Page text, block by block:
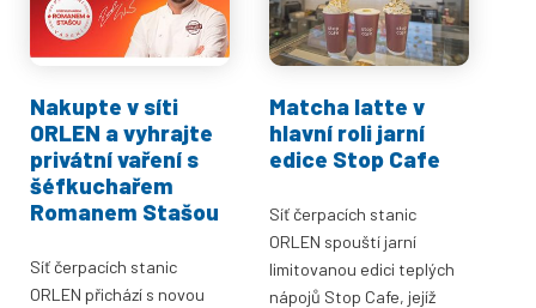
Nakupte v síti
ORLEN a vyhrajte
privátní vaření s
šéfkuchařem
Romanem Stašou
Síť čerpacích stanic
ORLEN přichází s novou
Matcha latte v
hlavní roli jarní
edice Stop Cafe
Síť čerpacích stanic
ORLEN spouští jarní
limitovanou edici teplých
nápojů Stop Cafe, jejíž